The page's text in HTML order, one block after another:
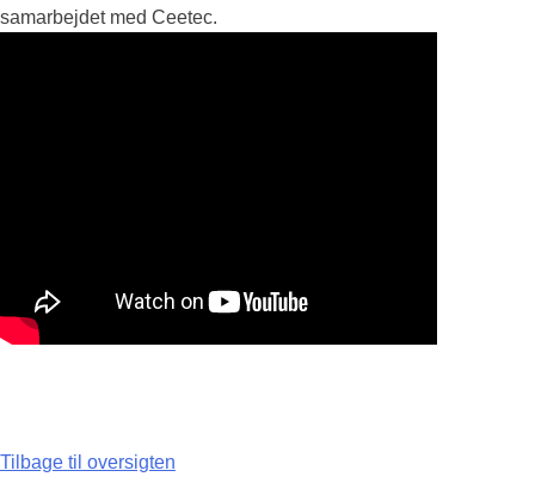
samarbejdet med Ceetec.
Tilbage til oversigten